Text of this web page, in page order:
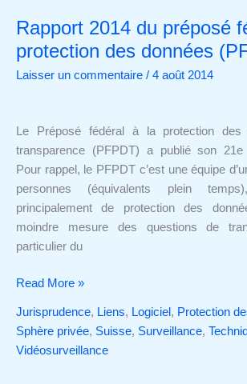
Rapport 2014 du préposé
protection des données
Laisser un commentaire / 4 août 2014
Le Préposé fédéral à la protection
transparence (PFPDT) a publié son 21e
Pour rappel, le PFPDT c’est une équipe
personnes (équivalents plein
principalement de protection des
moindre mesure des questions de
particulier du
Rapport
2014
du
préposé
protection
données
(PFPDT)
Read More »
Jurisprudence, Liens, Logiciel , Protection
Sphère privée, Suisse, Surveillance,
Vidéosurveillance